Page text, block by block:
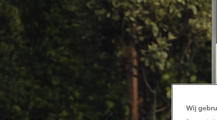
Route
Vacatures
Klantbeoordelingen
Vanaf € 23.750,-
Corolla Hatchback
HYBRIDE
Vanaf € 33.495,- Wij